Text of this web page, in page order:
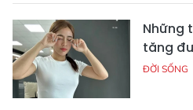
Những
tăng
ĐỜI SỐNG